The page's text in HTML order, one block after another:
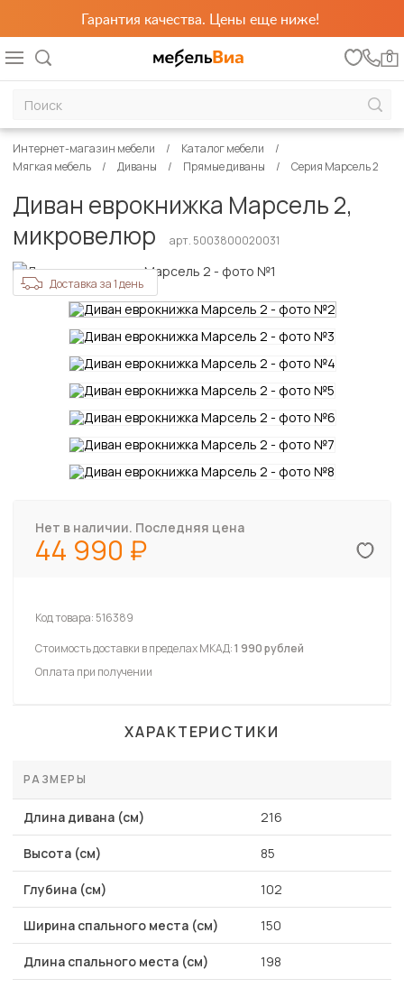
Гарантия качества. Цены еще ниже!
0
Интернет-магазин мебели
Каталог мебели
Мягкая мебель
Диваны Прямые диваны Серия Марсель 2
Диван еврокнижка Марсель 2,
микровелюр
арт. 5003800020031
Доставка за 1 день
Нет в наличии. Последняя цена
44 990
Код товара: 516389
Стоимость доставки в пределах МКАД:1 990 рублей
Оплата при получении
ХАРАКТЕРИСТИКИ
РАЗМЕРЫ
Длина дивана (см) 216
Высота (см) 85
Глубина (см) 102
Ширина спального места (см) 150
Длина спального места (см) 198